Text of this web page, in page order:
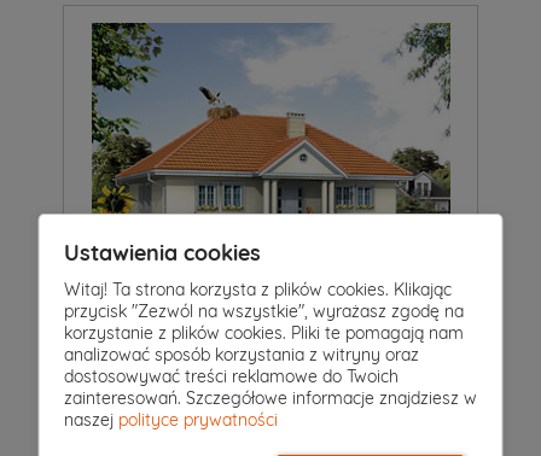
Pokoje4 | Łazienki2 | Garaż 0
Projekt domu
TERCJA 4 750 zł
2 375 zł
128 m2
Ustawienia cookies
Witaj! Ta strona korzysta z plików cookies. Klikając
przycisk "Zezwól na wszystkie", wyrażasz zgodę na
korzystanie z plików cookies. Pliki te pomagają nam
analizować sposób korzystania z witryny oraz
dostosowywać treści reklamowe do Twoich
zainteresowań. Szczegółowe informacje znajdziesz w
naszej polityce prywatności